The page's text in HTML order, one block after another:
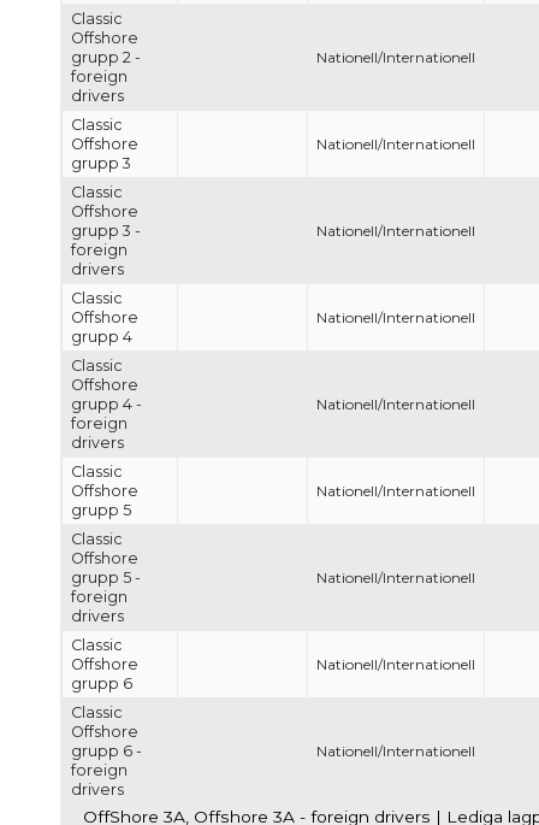
Classic
Offshore
grupp 2 -
foreign
drivers
Nationell/Internationell
Classic
Offshore
grupp 3
Nationell/Internationell
Classic
Offshore
grupp 3 -
foreign
drivers
Nationell/Internationell
Classic
Offshore
grupp 4
Nationell/Internationell
Classic
Offshore
grupp 4 -
foreign
drivers
Nationell/Internationell
Classic
Offshore
grupp 5
Nationell/Internationell
Classic
Offshore
grupp 5 -
foreign
drivers
Nationell/Internationell
Classic
Offshore
grupp 6
Nationell/Internationell
Classic
Offshore
grupp 6 -
foreign
drivers
Nationell/Internationell
OffShore 3A, Offshore 3A - foreign drivers | Lediga